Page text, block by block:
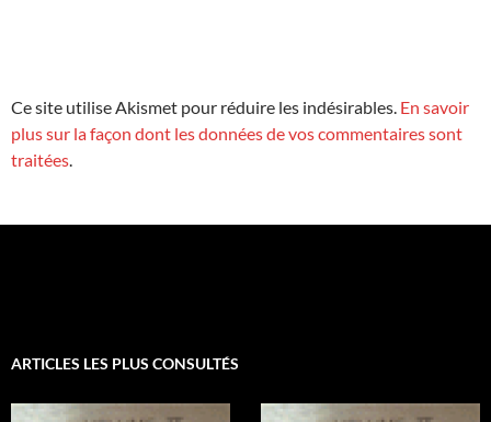
Ce site utilise Akismet pour réduire les indésirables. En savoir
plus sur la façon dont les données de vos commentaires sont
traitées.
ARTICLES LES PLUS CONSULTÉS